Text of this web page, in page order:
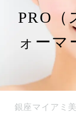
PRO（
ォーマ
銀座マイアミ